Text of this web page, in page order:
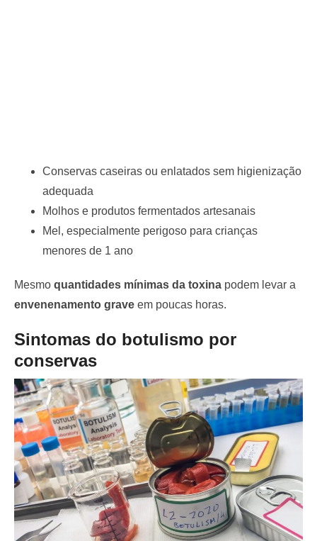
Conservas caseiras ou enlatados sem higienização
adequada
Molhos e produtos fermentados artesanais
Mel, especialmente perigoso para crianças
menores de 1 ano
Mesmo quantidades mínimas da toxina podem levar a
envenenamento grave em poucas horas.
Sintomas do botulismo por
conservas